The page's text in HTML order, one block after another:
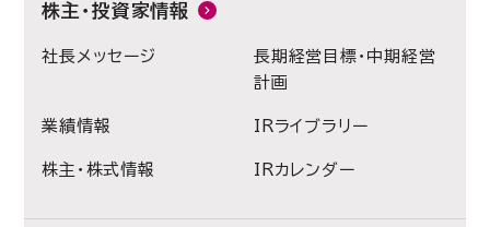
株主・投資家情報
社長メッセージ
長期経営目標・中期経営
計画
業績情報 IRライブラリー
株主・株式情報 IRカレンダー